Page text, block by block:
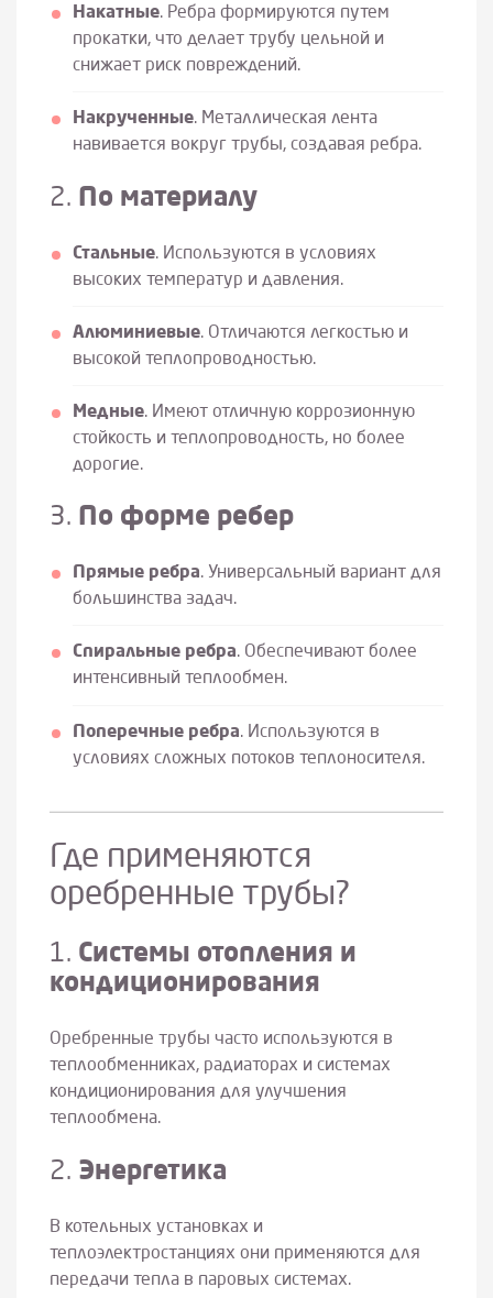
Накатные. Ребра формируются путем
прокатки, что делает трубу цельной и
снижает риск повреждений.
Накрученные. Металлическая лента
навивается вокруг трубы, создавая ребра.
2. По материалу
Стальные. Используются в условиях
высоких температур и давления.
Алюминиевые. Отличаются легкостью и
высокой теплопроводностью.
Медные. Имеют отличную коррозионную
стойкость и теплопроводность, но более
дорогие.
3. По форме ребер
Прямые ребра. Универсальный вариант для
большинства задач.
Спиральные ребра. Обеспечивают более
интенсивный теплообмен.
Поперечные ребра. Используются в
условиях сложных потоков теплоносителя.
Где применяются
оребренные трубы?
1. Системы отопления и
кондиционирования
Оребренные трубы часто используются в
теплообменниках, радиаторах и системах
кондиционирования для улучшения
теплообмена.
2. Энергетика
В котельных установках и
теплоэлектростанциях они применяются для
передачи тепла в паровых системах.